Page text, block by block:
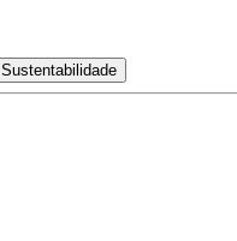
Sustentabilidade